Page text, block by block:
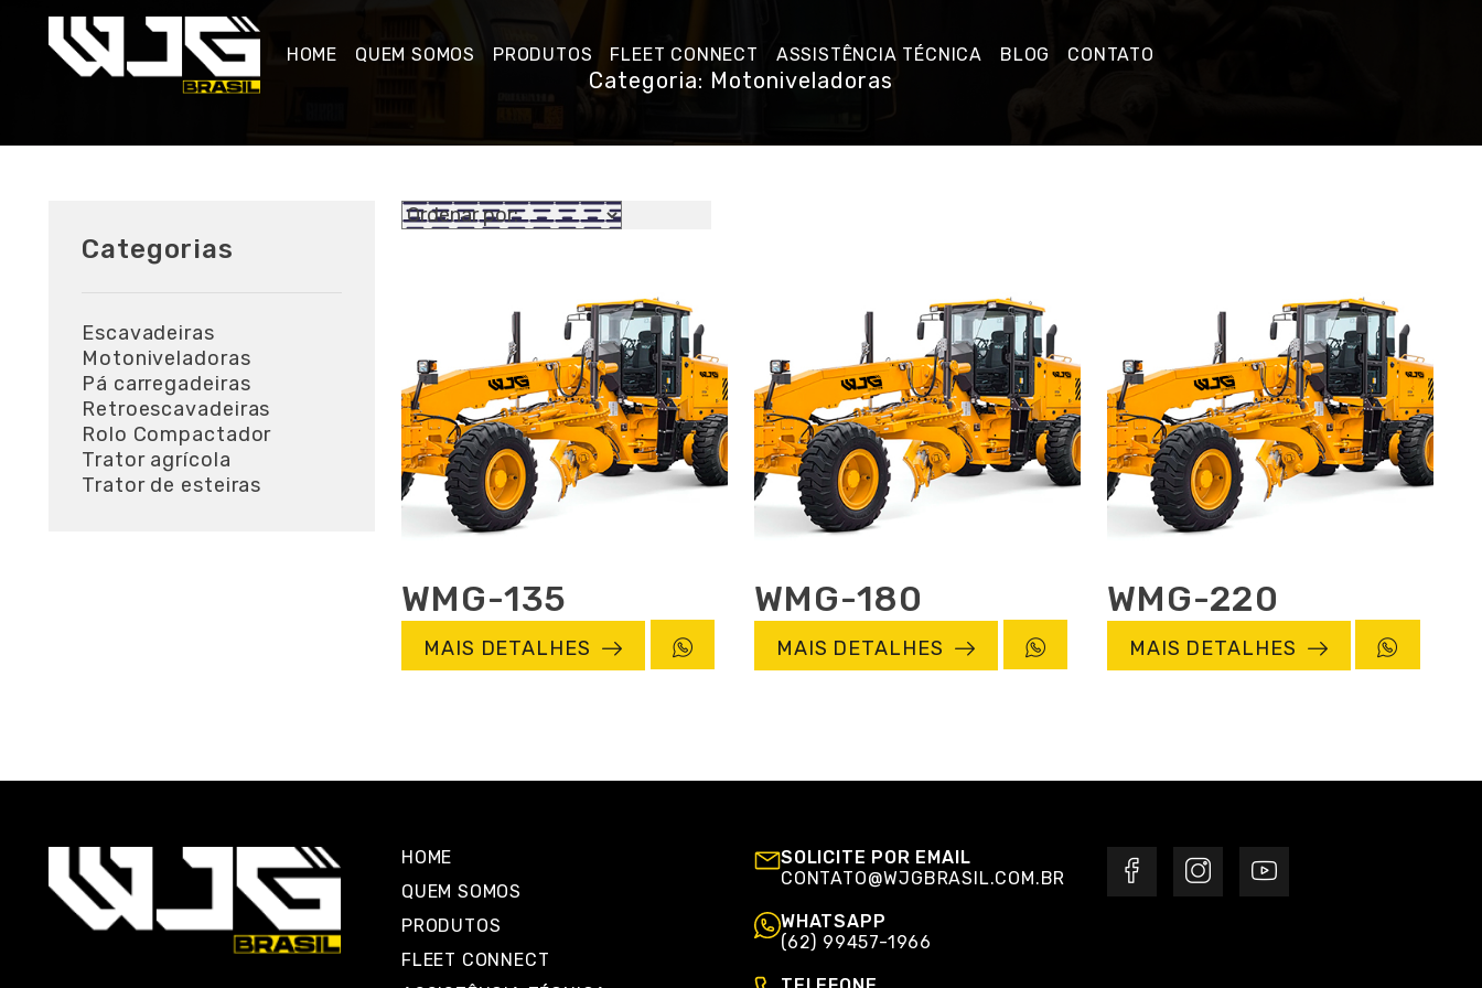
HOME QUEM SOMOS PRODUTOS FLEET CONNECT ASSISTÊNCIA TÉCNICA BLOG CONTATO
Categoria: Motoniveladoras
Categorias
Escavadeiras
Motoniveladoras
Pá carregadeiras
Retroescavadeiras
Rolo Compactador
Trator agrícola
Trator de esteiras
WMG-135
MAIS DETALHES
WMG-180
MAIS DETALHES
WMG-220
MAIS DETALHES
HOME
QUEM SOMOS
PRODUTOS
FLEET CONNECT
SOLICITE POR EMAIL
CONTATO@WJGBRASIL.COM.BR
WHATSAPP
(62) 99457-1966